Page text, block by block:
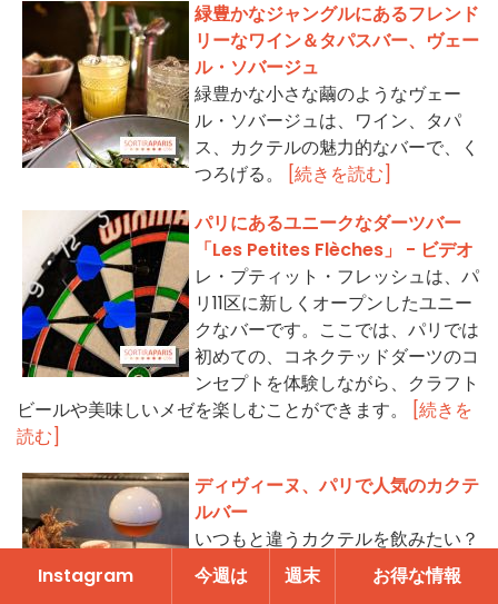
緑豊かなジャングルにあるフレンド
リーなワイン＆タパスバー、ヴェー
ル・ソバージュ
緑豊かな小さな繭のようなヴェー
ル・ソバージュは、ワイン、タパ
ス、カクテルの魅力的なバーで、く
つろげる。
[続きを読む]
パリにあるユニークなダーツバー
「Les Petites Flèches」 - ビデオ
レ・プティット・フレッシュは、パ
リ11区に新しくオープンしたユニー
クなバーです。ここでは、パリでは
初めての、コネクテッドダーツのコ
ンセプトを体験しながら、クラフト
ビールや美味しいメゼを楽しむことができます。
[続きを
読む]
ディヴィーヌ、パリで人気のカクテ
ルバー
いつもと違うカクテルを飲みたい？
パリ10区にあるニコラ・ムノスのカ
クテル・バー、ディヴァインを
Instagram 今週は 週末 お得な情報